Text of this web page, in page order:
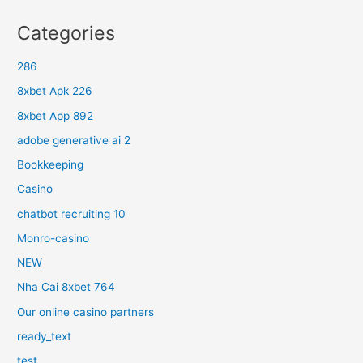
Categories
286
8xbet Apk 226
8xbet App 892
adobe generative ai 2
Bookkeeping
Casino
chatbot recruiting 10
Monro-casino
NEW
Nha Cai 8xbet 764
Our online casino partners
ready_text